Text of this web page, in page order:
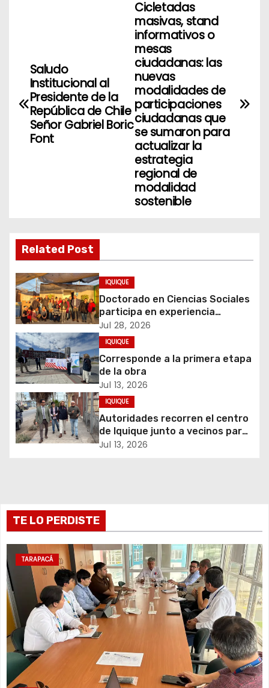
g
n
d
e
e
n
t
r
a
d
Cicletadas
masivas, stand
informativos o
mesas
ciudadanas: las
nuevas
modalidades de
participaciones
ciudadanas que
se sumaron para
actualizar la
estrategia
regional de
modalidad
sostenible
Saludo
Institucional al
Presidente de la
República de Chile
Señor Gabriel Boric
Font
Related Post
IQUIQUE
Doctorado en Ciencias Sociales
participa en experiencia
comunitaria sobre cuidados y
migración
Jul 28, 2026
IQUIQUE
Corresponde a la primera etapa
de la obra
Jul 13, 2026
IQUIQUE
Autoridades recorren el centro
de Iquique junto a vecinos para
abordar problemáticas y
Jul 13, 2026
TE LO PERDISTE
TARAPACÁ